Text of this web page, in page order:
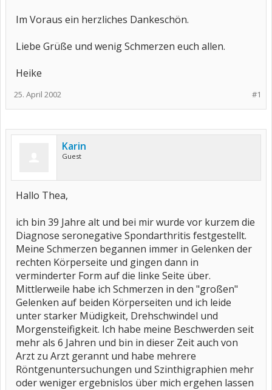
Im Voraus ein herzliches Dankeschön.
Liebe Grüße und wenig Schmerzen euch allen.
Heike
#1
25. April 2002
Karin
Guest
Hallo Thea,
ich bin 39 Jahre alt und bei mir wurde vor kurzem die
Diagnose seronegative Spondarthritis festgestellt.
Meine Schmerzen begannen immer in Gelenken der
rechten Körperseite und gingen dann in
verminderter Form auf die linke Seite über.
Mittlerweile habe ich Schmerzen in den "großen"
Gelenken auf beiden Körperseiten und ich leide
unter starker Müdigkeit, Drehschwindel und
Morgensteifigkeit. Ich habe meine Beschwerden seit
mehr als 6 Jahren und bin in dieser Zeit auch von
Arzt zu Arzt gerannt und habe mehrere
Röntgenuntersuchungen und Szinthigraphien mehr
oder weniger ergebnislos über mich ergehen lassen